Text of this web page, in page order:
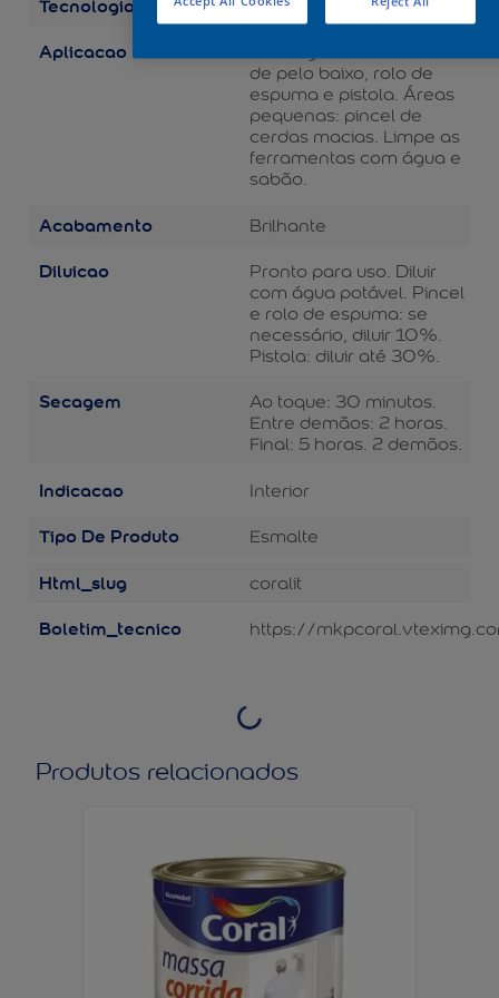
Balance
Aplicacao
de pelo baixo, rolo de
espuma e pistola. Áreas
pequenas: pincel de
cerdas macias. Limpe as
ferramentas com água e
sabão.
Acabamento Brilhante
Diluicao
Pronto para uso. Diluir
com água potável. Pincel
e rolo de espuma: se
necessário, diluir 10%.
Pistola: diluir até 30%.
Secagem
Ao toque: 30 minutos.
Entre demãos: 2 horas.
Final: 5 horas. 2 demãos.
Indicacao Interior
Tipo De Produto Esmalte
Html_slug coralit
Boletim_tecnico https://
Produtos relacionados